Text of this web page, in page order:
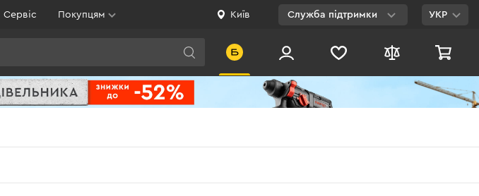
Сервіс Покупцям Київ Служба підтримки
Viber
УКР